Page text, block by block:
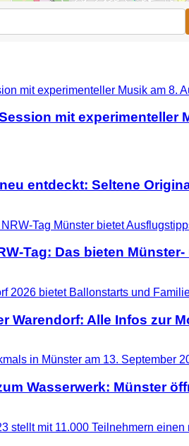
mit experimenteller
entdeckt: Seltene
Tag: Das bieten
Warendorf: Alle Infos zur
Wasserwerk: Münster